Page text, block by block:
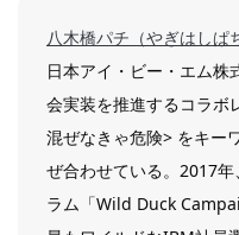
八木橋パチ（やぎはしぱ
日本アイ・ビー・エム株
会実装を推進するコラボ
混ぜなきゃ危険> をキー
ぜ合わせている。2017
ラム「Wild Duck